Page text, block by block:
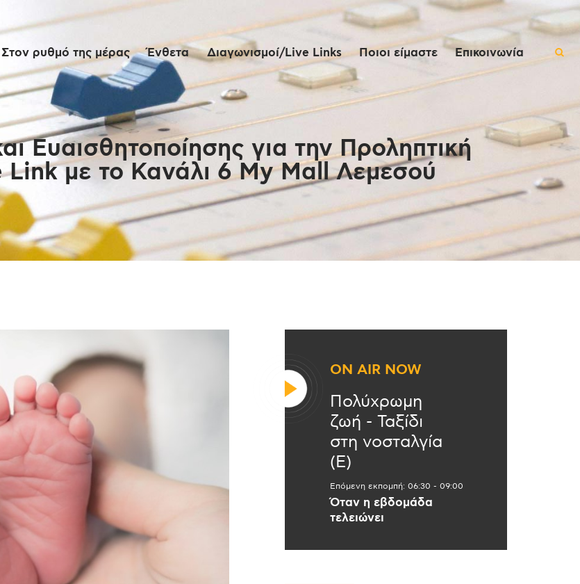
Στον ρυθμό της μέρας Ένθετα Διαγωνισμοί/Live Links Ποιοι είμαστε Επικοινωνία
Ευαισθητοποίησης για την Προληπτική
Link με το Κανάλι 6 My Mall Λεμεσού
ρυθμό της
Live
ON AIR NOW
Πολύχρωμη
ζωή - Ταξίδι
στη νοσταλγία
(Ε)
Επόμενη εκπομπή: 06:30 - 09:00
Όταν η εβδομάδα
τελειώνει